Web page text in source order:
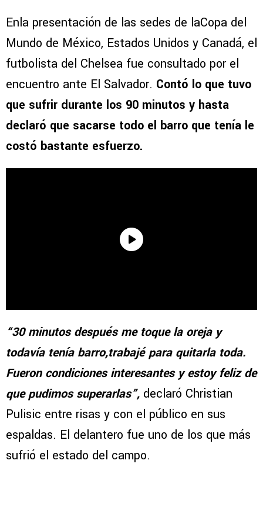
Enla presentación de las sedes de laCopa del
Mundo de México, Estados Unidos y Canadá, el
futbolista del Chelsea fue consultado por el
encuentro ante El Salvador. Contó lo que tuvo
que sufrir durante los 90 minutos y hasta
declaró que sacarse todo el barro que tenía le
costó bastante esfuerzo.
“30 minutos después me toque la oreja y
todavía tenía barro,trabajé para quitarla toda.
Fueron condiciones interesantes y estoy feliz de
que pudimos superarlas”, declaró Christian
Pulisic entre risas y con el público en sus
espaldas. El delantero fue uno de los que más
sufrió el estado del campo.